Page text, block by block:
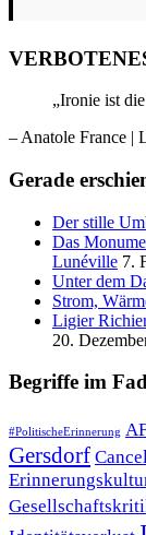
„Ironie ist
– Anatole France |
Gerade
Der stille
Das
Lunéville 7.
Unter dem
Strom,
Ligier
20.
Begriffe im
#PolitischeErinnerung
Gersdorf